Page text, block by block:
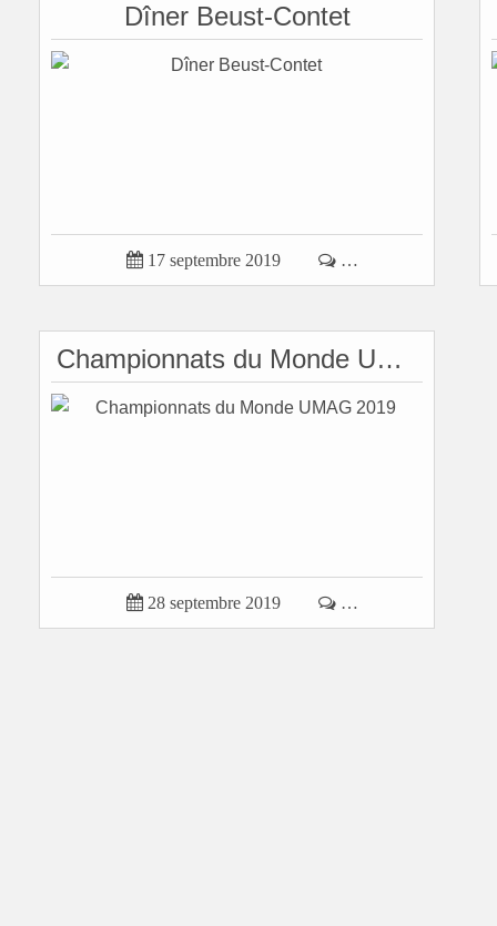
Dîner Beust-Contet
 17 septembre 2019  …
Championnats du Monde UMAG 2019
 28 septembre 2019  …